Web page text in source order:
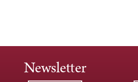
Newsletter